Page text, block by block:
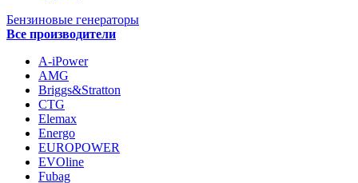
Бензиновые генераторы
Все производители
A-iPower
AMG
Briggs&Stratton
CTG
Elemax
Energo
EUROPOWER
EVOline
Fubag